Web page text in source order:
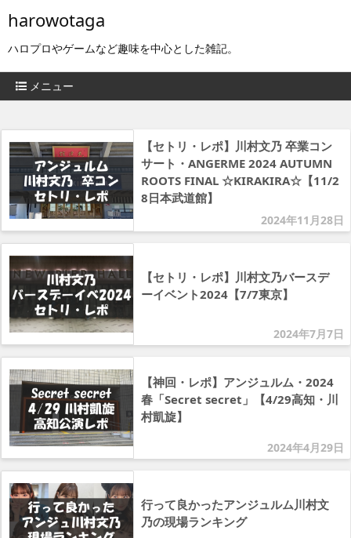
harowotaga
ハロプロやゲームなど趣味を中心とした雑記。
メニュー
2024年11月28日
【セトリ・レポ】川村文乃 卒業コン
サート・ANGERME 2024 AUTUMN
ROOTS FINAL ☆KIRAKIRA☆【11/2
8日本武道館】
2024年7月7日
【セトリ・レポ】川村文乃バースデ
ーイベント2024【7/7東京】
2024年4月29日
【神回・レポ】アンジュルム・2024
春「Secret secret」【4/29高知・川
村凱旋】
行って良かったアンジュルム川村文
乃の現場ランキング